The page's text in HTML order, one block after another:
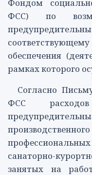
Фондом
ФСС) по
обеспечения
рамках которого
Согласно
ФСС
санаторно-
занятых на